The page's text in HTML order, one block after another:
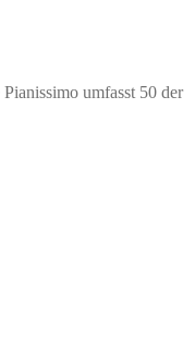
umfasst 50 der